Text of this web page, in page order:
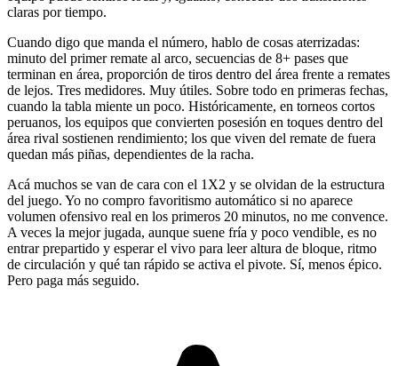
claras por tiempo.
Cuando digo que manda el número, hablo de cosas aterrizadas:
minuto del primer remate al arco, secuencias de 8+ pases que
terminan en área, proporción de tiros dentro del área frente a remates
de lejos. Tres medidores. Muy útiles. Sobre todo en primeras fechas,
cuando la tabla miente un poco. Históricamente, en torneos cortos
peruanos, los equipos que convierten posesión en toques dentro del
área rival sostienen rendimiento; los que viven del remate de fuera
quedan más piñas, dependientes de la racha.
Acá muchos se van de cara con el 1X2 y se olvidan de la estructura
del juego. Yo no compro favoritismo automático si no aparece
volumen ofensivo real en los primeros 20 minutos, no me convence.
A veces la mejor jugada, aunque suene fría y poco vendible, es no
entrar prepartido y esperar el vivo para leer altura de bloque, ritmo
de circulación y qué tan rápido se activa el pivote. Sí, menos épico.
Pero paga más seguido.